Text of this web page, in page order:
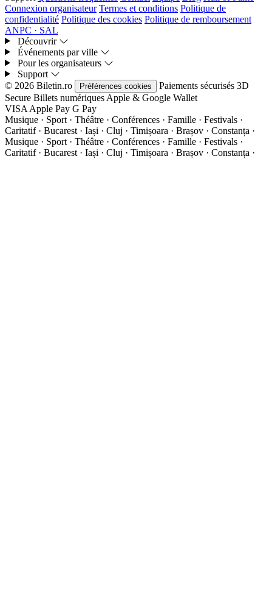
Connexion organisateur Termes et conditions Politique de
confidentialité Politique des cookies Politique de remboursement
ANPC · SAL
Découvrir
Événements par ville
Pour les organisateurs
Support
© 2026 Biletin.ro
Préférences cookies Paiements sécurisés 3D
Secure Billets numériques Apple & Google Wallet
VISA Apple Pay G Pay
Musique · Sport · Théâtre · Conférences · Famille · Festivals ·
Caritatif · Bucarest · Iași · Cluj · Timișoara · Brașov · Constanța ·
Musique · Sport · Théâtre · Conférences · Famille · Festivals ·
Caritatif · Bucarest · Iași · Cluj · Timișoara · Brașov · Constanța ·